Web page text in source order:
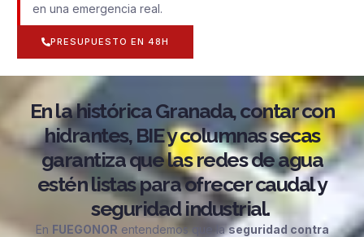
en una emergencia real.
PRESUPUESTO EN 48H
En la histórica Granada, contar con
hidrantes, BIE y columnas secas
garantiza que las redes de agua
estén listas para ofrecer caudal y
seguridad industrial.
En FUEGONOR entendemos que laseguridad contra